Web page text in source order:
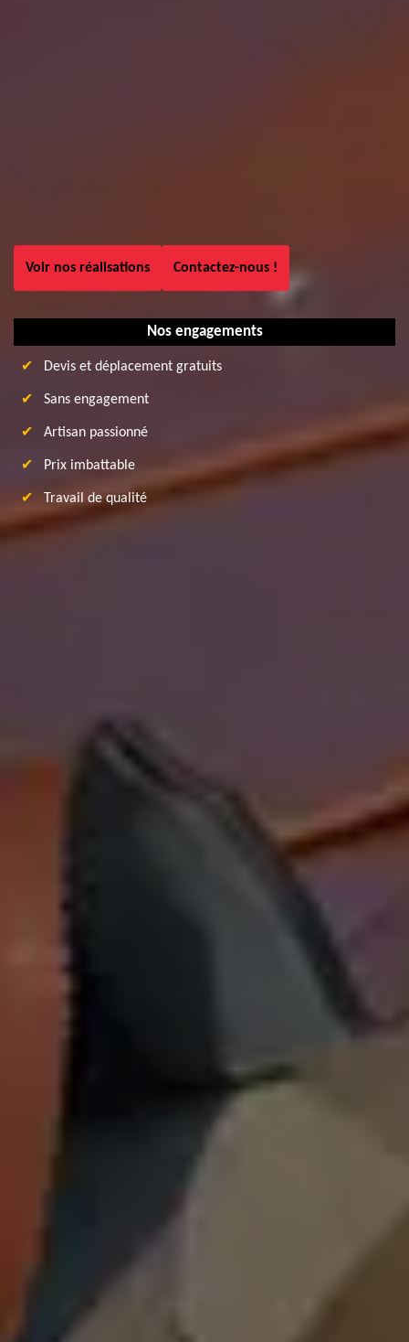
Voir nos réalisations Contactez-nous !
Nos engagements
Devis et déplacement gratuits
Sans engagement
Artisan passionné
Prix imbattable
Travail de qualité